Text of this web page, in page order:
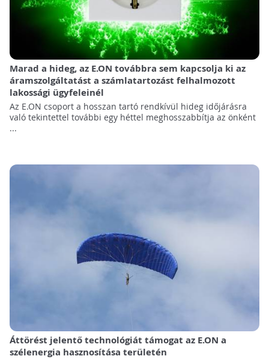
Marad a hideg, az E.ON továbbra sem kapcsolja ki az
áramszolgáltatást a számlatartozást felhalmozott
lakossági ügyfeleinél
Az E.ON csoport a hosszan tartó rendkívül hideg időjárásra
való tekintettel további egy héttel meghosszabbítja az önként
...
Áttörést jelentő technológiát támogat az E.ON a
szélenergia hasznosítása területén